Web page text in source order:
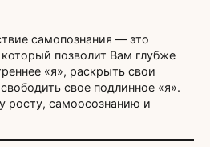
самопознания — это
позволит Вам глубже
«я», раскрыть свои
свое подлинное «я».
росту, самоосознанию и